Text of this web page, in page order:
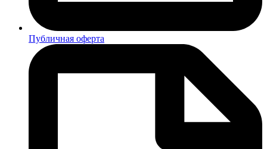
Публичная оферта